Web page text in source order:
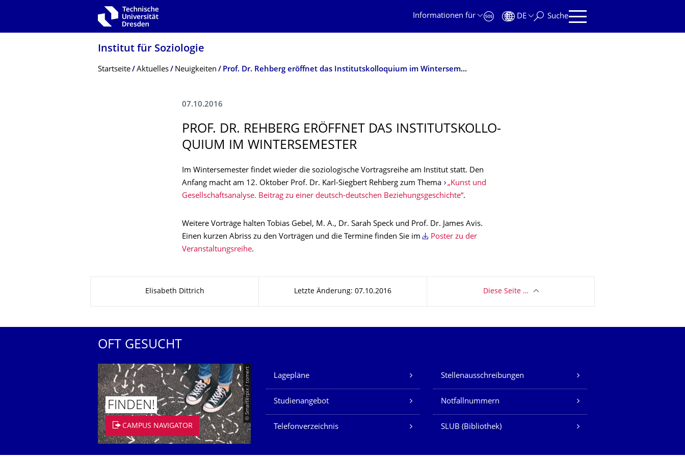
Zur Hauptnavigation springen
Informationen für
DE Suche
Institut für Soziologie
Breadcrumb-Menü
Startseite Aktuelles Neuigkeiten Prof. Dr. Rehberg eröffnet das Institutskolloquium im Wintersemester
07.10.2016
PROF. DR. REHBERG ERÖFFNET DAS INSTITUTSKOLLO­
QUIUM IM WINTERSEMESTER
Im Wintersemester findet wieder die soziologische Vortragsreihe am Institut statt. Den
Anfang macht am 12. Oktober Prof. Dr. Karl-Siegbert Rehberg zum Thema
„Kunst und
Gesellschaftsanalyse. Beitrag zu einer deutsch-deutschen Beziehungsgeschichte“.
Weitere Vorträge halten Tobias Gebel, M. A., Dr. Sarah Speck und Prof. Dr. James Avis.
Einen kurzen Abriss zu den Vorträgen und die Termine finden Sie im
Poster zu der
Veranstaltungsreihe.
Elisabeth Dittrich Letzte Änderung: 07.10.2016 Diese Seite …
OFT GESUCHT
© Smarterpix / tomert
FINDEN!
CAMPUS NAVIGATOR
Unsere Dienste
Lagepläne Stellenausschreibungen
Studienangebot Notfallnummern
Telefonverzeichnis SLUB (Bibliothek)